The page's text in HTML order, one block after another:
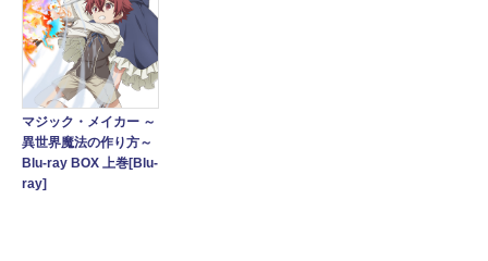
マジック・メイカー ～
異世界魔法の作り方～
Blu-ray BOX 上巻[Blu-
ray]